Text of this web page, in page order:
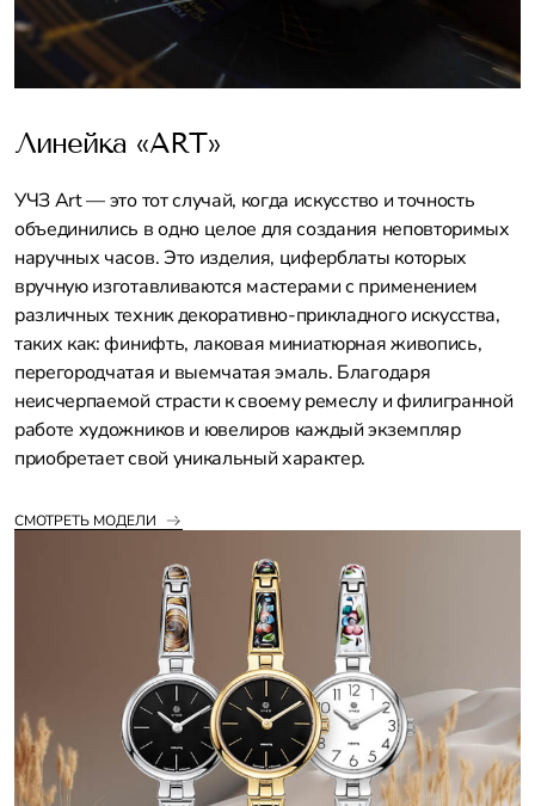
Линейка «ART»
УЧЗ Art — это тот случай, когда искусство и точность
объединились в одно целое для создания неповторимых
наручных часов. Это изделия, циферблаты которых
вручную изготавливаются мастерами с применением
различных техник декоративно-прикладного искусства,
таких как: финифть, лаковая миниатюрная живопись,
перегородчатая и выемчатая эмаль. Благодаря
неисчерпаемой страсти к своему ремеслу и филигранной
работе художников и ювелиров каждый экземпляр
приобретает свой уникальный характер.
СМОТРЕТЬ МОДЕЛИ